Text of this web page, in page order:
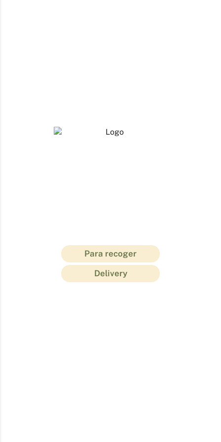
Para recoger
Delivery